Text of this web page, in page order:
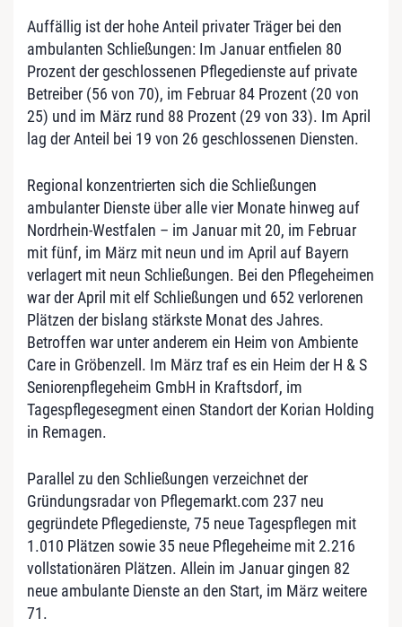
Auffällig ist der hohe Anteil privater Träger bei den
ambulanten Schließungen: Im Januar entfielen 80
Prozent der geschlossenen Pflegedienste auf private
Betreiber (56 von 70), im Februar 84 Prozent (20 von
25) und im März rund 88 Prozent (29 von 33). Im April
lag der Anteil bei 19 von 26 geschlossenen Diensten.
Regional konzentrierten sich die Schließungen
ambulanter Dienste über alle vier Monate hinweg auf
Nordrhein-Westfalen – im Januar mit 20, im Februar
mit fünf, im März mit neun und im April auf Bayern
verlagert mit neun Schließungen. Bei den Pflegeheimen
war der April mit elf Schließungen und 652 verlorenen
Plätzen der bislang stärkste Monat des Jahres.
Betroffen war unter anderem ein Heim von Ambiente
Care in Gröbenzell. Im März traf es ein Heim der H & S
Seniorenpflegeheim GmbH in Kraftsdorf, im
Tagespflegesegment einen Standort der Korian Holding
in Remagen.
Parallel zu den Schließungen verzeichnet der
Gründungsradar von Pflegemarkt.com 237 neu
gegründete Pflegedienste, 75 neue Tagespflegen mit
1.010 Plätzen sowie 35 neue Pflegeheime mit 2.216
vollstationären Plätzen. Allein im Januar gingen 82
neue ambulante Dienste an den Start, im März weitere
71.